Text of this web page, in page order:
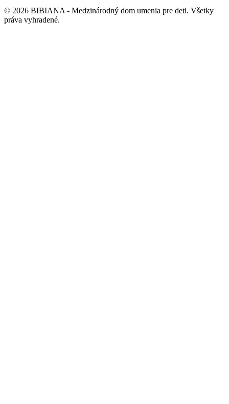
© 2026 BIBIANA - Medzinárodný dom umenia pre deti. Všetky
práva vyhradené.